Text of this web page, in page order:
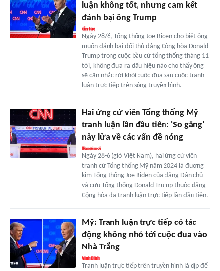
luận không tốt, nhưng cam kết
đánh bại ông Trump
Ngày 28/6, Tổng thống Joe Biden cho biết ông
muốn đánh bại đối thủ đảng Cộng hòa Donald
Trump trong cuộc bầu cử tổng thống tháng 11
tới, không đưa ra dấu hiệu nào cho thấy ông
sẽ cân nhắc rời khỏi cuộc đua sau cuộc tranh
luận trực tiếp trên sóng truyền hình.
Hai ứng cử viên Tổng thống Mỹ
tranh luận lần đầu tiên: 'So găng'
nảy lửa về các vấn đề nóng
Ngày 28-6 (giờ Việt Nam), hai ứng cử viên
tranh cử Tổng thống Mỹ năm 2024 là đương
kim Tổng thống Joe Biden của đảng Dân chủ
và cựu Tổng thống Donald Trump thuộc đảng
Cộng hòa đã tranh luận trực tiếp lần đầu tiên.
Mỹ: Tranh luận trực tiếp có tác
động không nhỏ tới cuộc đua vào
Nhà Trắng
Tranh luận trực tiếp trên truyền hình là dịp để